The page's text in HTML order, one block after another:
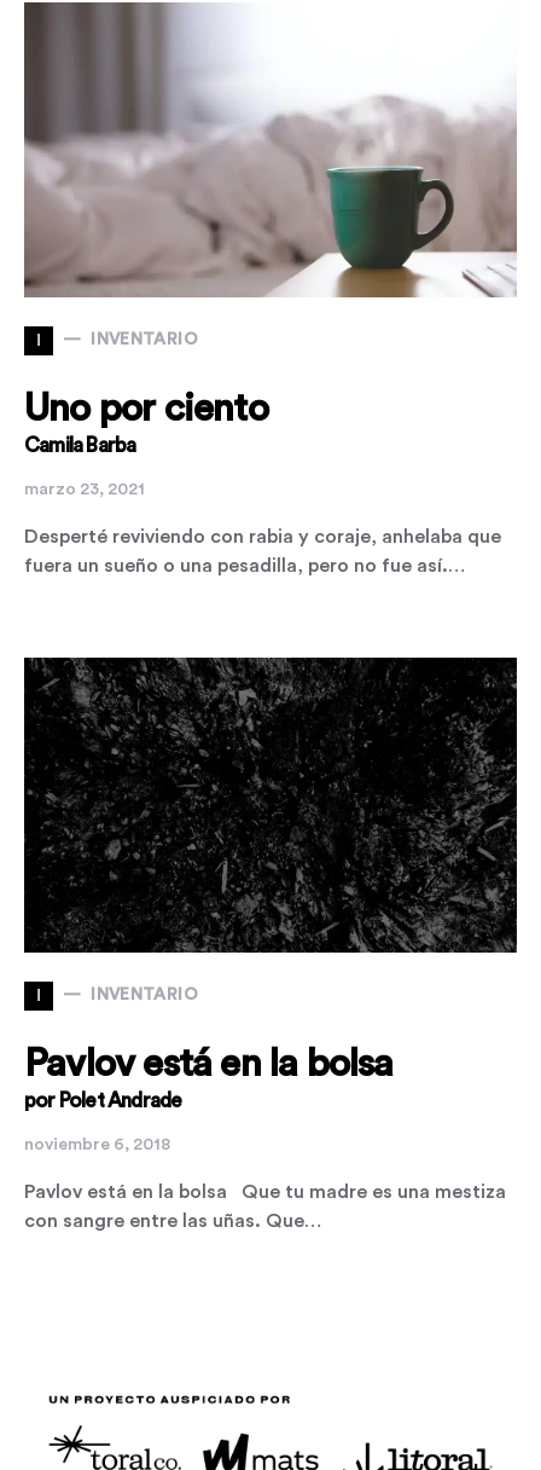
I INVENTARIO
Uno por ciento
Camila Barba
marzo 23, 2021
Desperté reviviendo con rabia y coraje, anhelaba que
fuera un sueño o una pesadilla, pero no fue así.…
I INVENTARIO
Pavlov está en la bolsa
por Polet Andrade
noviembre 6, 2018
Pavlov está en la bolsa Que tu madre es una mestiza
con sangre entre las uñas. Que…